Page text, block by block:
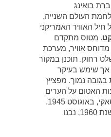
בואינג
העולם השנייה,
האוויר האמריקני
. מטוס מתקדם
אוויר, מערכת
רחוק. תוכנן במקור
אך שימש בעיקר
בגובה נמוך. מפציץ
האטום על הערים
היפניות הירושימה ונגסאקי, באוגוסט 1945.
עד ליציאתו משירות בשנת 1960, נבנו